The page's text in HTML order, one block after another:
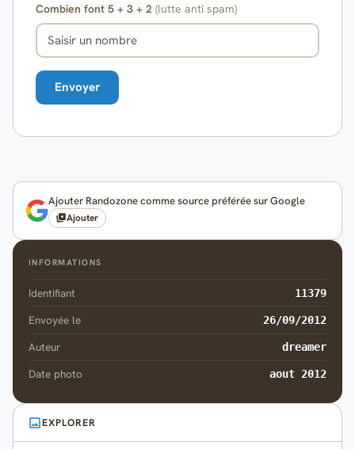
Combien font 5 + 3 + 2 (lutte anti spam)
Ajouter Randozone comme source préférée sur Google
Ajouter
INFORMATIONS
Identifiant 11379
Envoyée le 26/09/2012
Auteur dreamer
Date photo aout 2012
EXPLORER